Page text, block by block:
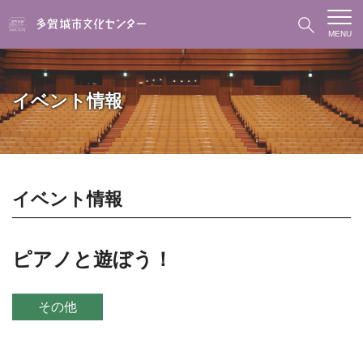
MENU
イベント情報
イベント情報
ピアノと遊ぼう！
その他